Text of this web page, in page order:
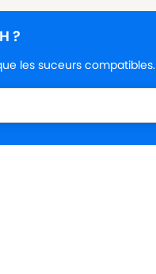
?
les suceurs compatibles.